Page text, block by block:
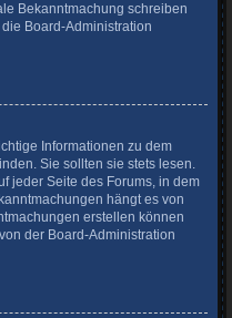
Bekanntmachung schreiben
Board-Administration
Informationen zu dem
Sie sollten sie stets lesen.
jeder Seite des Forums, in dem
hängt es von
erstellen können
der Board-Administration